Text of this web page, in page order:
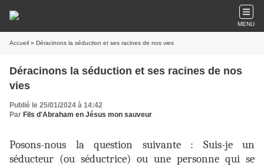
MENU
Accueil » Déracinons la séduction et ses racines de nos vies
Déracinons la séduction et ses racines de nos
vies
Publié le 25/01/2024 à 14:42
Par Fils d'Abraham en Jésus mon sauveur
Posons-nous la question suivante : Suis-je un
séducteur (ou séductrice) ou une personne qui se